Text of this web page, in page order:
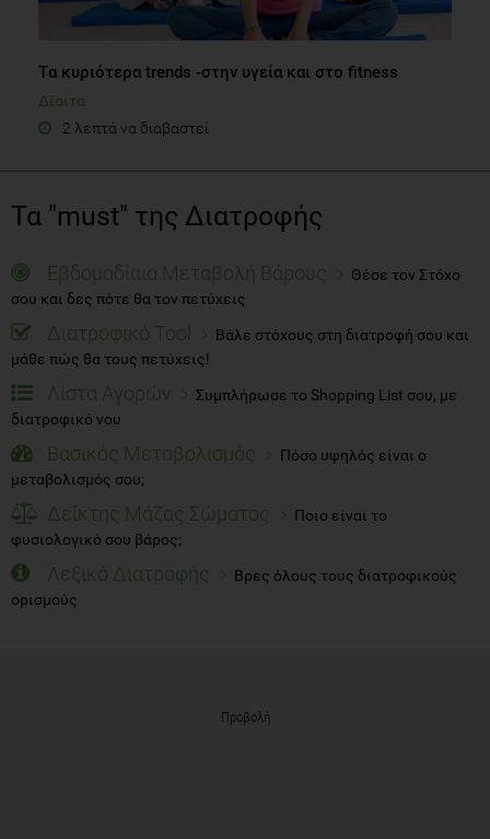
Tα κυριότερα trends -στην υγεία και στο fitness
Δίαιτα
2 λεπτά να διαβαστεί
Τα "must" της Διατροφής
Εβδομαδίαια Μεταβολή Βάρους
Θέσε τον Στόχο
σου και δες πότε θα τον πετύχεις
Διατροφικό Tool
Βάλε στόχους στη διατροφή σου και
μάθε πώς θα τους πετύχεις!
Λίστα Αγορών
Συμπλήρωσε το Shopping List σου, με
διατροφικό νου
Βασικός Μεταβολισμός
Πόσο υψηλός είναι ο
μεταβολισμός σου;
Δείκτης Μάζας Σώματος
Ποιο είναι το
φυσιολογικό σου βάρος;
Λεξικό Διατροφής
Βρες όλους τους διατροφικούς
ορισμούς
Προβολή